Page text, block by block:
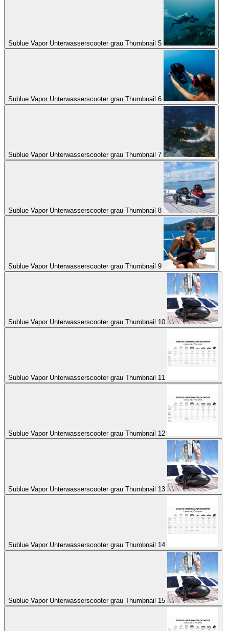
Sublue Vapor Unterwasserscooter grau Thumbnail 5
Sublue Vapor Unterwasserscooter grau Thumbnail 6
Sublue Vapor Unterwasserscooter grau Thumbnail 7
Sublue Vapor Unterwasserscooter grau Thumbnail 8
Sublue Vapor Unterwasserscooter grau Thumbnail 9
Sublue Vapor Unterwasserscooter grau Thumbnail 10
Sublue Vapor Unterwasserscooter grau Thumbnail 11
Sublue Vapor Unterwasserscooter grau Thumbnail 12
Sublue Vapor Unterwasserscooter grau Thumbnail 13
Sublue Vapor Unterwasserscooter grau Thumbnail 14
Sublue Vapor Unterwasserscooter grau Thumbnail 15